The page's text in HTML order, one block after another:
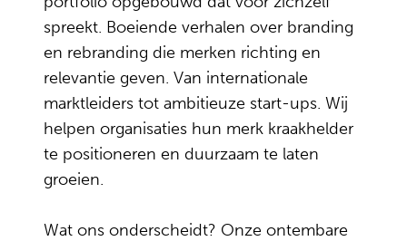
spreekt. Boeiende verhalen over branding
en rebranding die merken richting en
relevantie geven. Van internationale
marktleiders tot ambitieuze start-ups. Wij
helpen organisaties hun merk kraakhelder
te positioneren en duurzaam te laten
groeien.
Wat ons onderscheidt? Onze ontembare